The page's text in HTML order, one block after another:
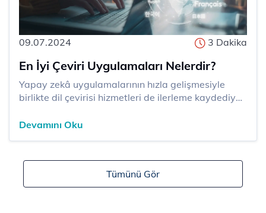
09.07.2024 3 Dakika
En İyi Çeviri Uygulamaları Nelerdir?
​​​Yapay zekâ uygulamalarının hızla gelişmesiyle
birlikte dil çevirisi hizmetleri de ilerleme kaydediyor.
yenilikleri tetikliyor. Çeviri uygulamaları, artan
Devamını Oku
Tümünü Gör